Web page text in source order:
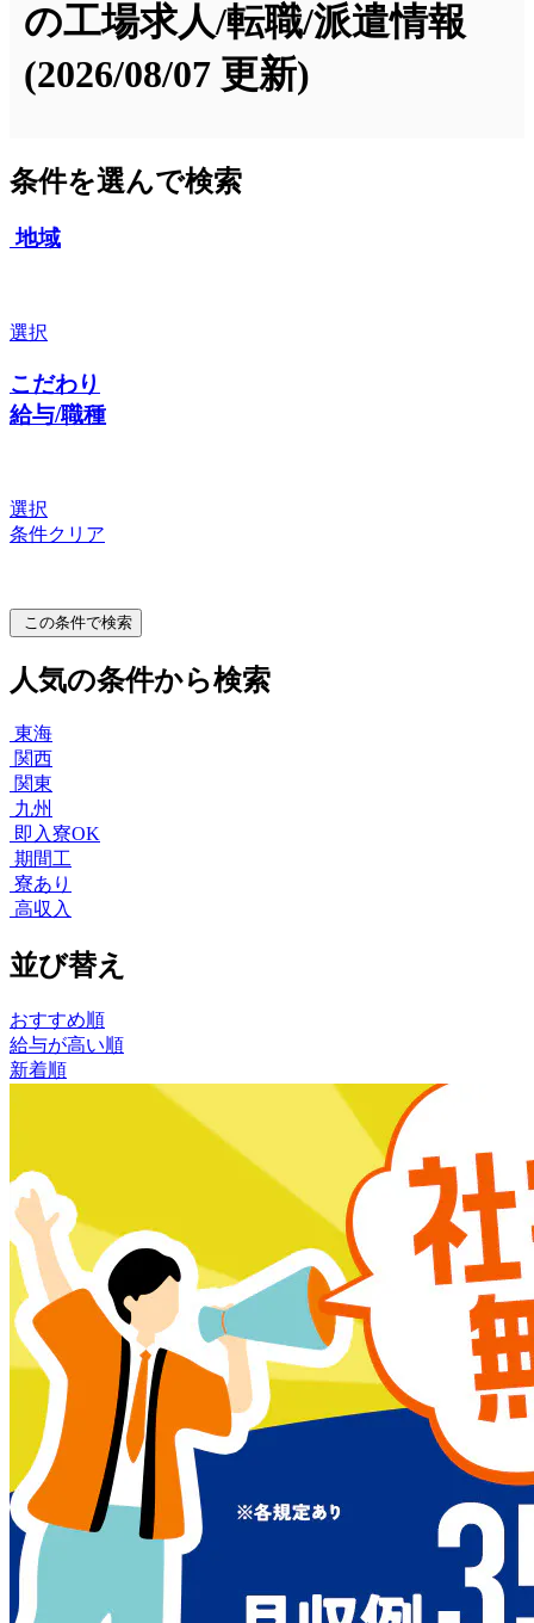
の工場求人/転職/派遣情報
(2026/08/07 更新)
条件を選んで検索
地域
選択
こだわり
給与/職種
選択
条件クリア
この条件で検索
人気の条件から検索
東海
関西
関東
九州
即入寮OK
期間工
寮あり
高収入
並び替え
おすすめ順
給与が高い順
新着順